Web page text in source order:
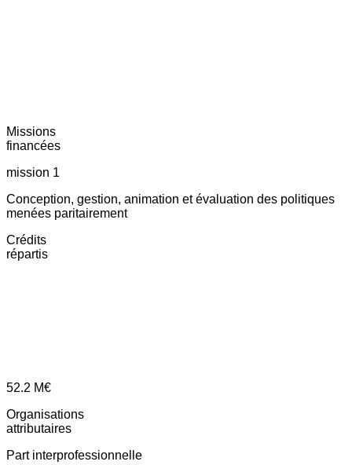
Missions
financées
mission 1
Conception, gestion, animation et évaluation des politiques
menées paritairement
Crédits
répartis
52.2 M€
Organisations
attributaires
Part interprofessionnelle